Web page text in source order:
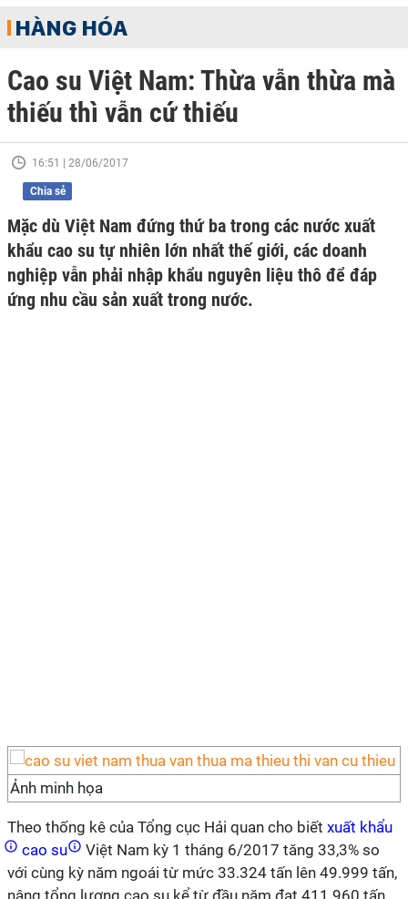
HÀNG HÓA
Cao su Việt Nam: Thừa vẫn thừa mà
thiếu thì vẫn cứ thiếu
16:51 | 28/06/2017
Chia sẻ
Mặc dù Việt Nam đứng thứ ba trong các nước xuất
khẩu cao su tự nhiên lớn nhất thế giới, các doanh
nghiệp vẫn phải nhập khẩu nguyên liệu thô để đáp
ứng nhu cầu sản xuất trong nước.
Ảnh minh họa
Theo thống kê của Tổng cục Hải quan cho biết xuất khẩu
cao su
Việt Nam kỳ 1 tháng 6/2017 tăng 33,3% so
với cùng kỳ năm ngoái từ mức 33.324 tấn lên 49.999 tấn,
nâng tổng lượng cao su kể từ đầu năm đạt 411.960 tấn.